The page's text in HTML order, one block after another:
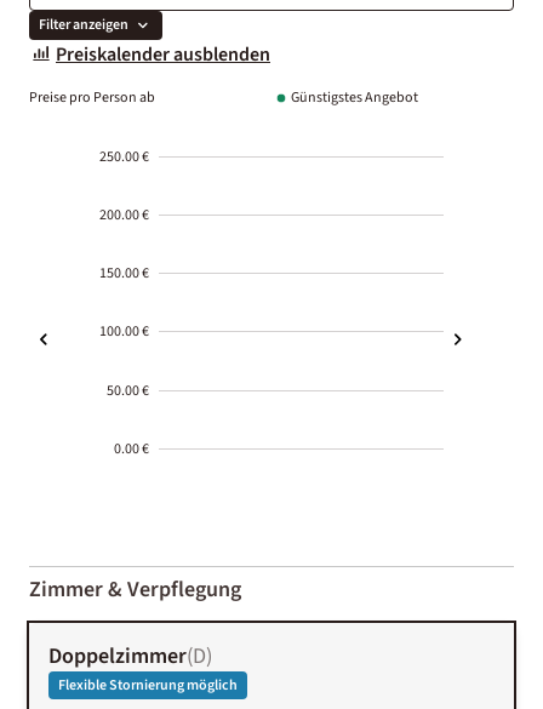
Filter anzeigen
Preiskalender ausblenden
Preise pro Person ab Günstigstes Angebot
250.00 €
200.00 €
150.00 €
100.00 €
50.00 €
0.00 €
01-02
Zimmer & Verpflegung
Doppelzimmer(D)
Flexible Stornierung möglich